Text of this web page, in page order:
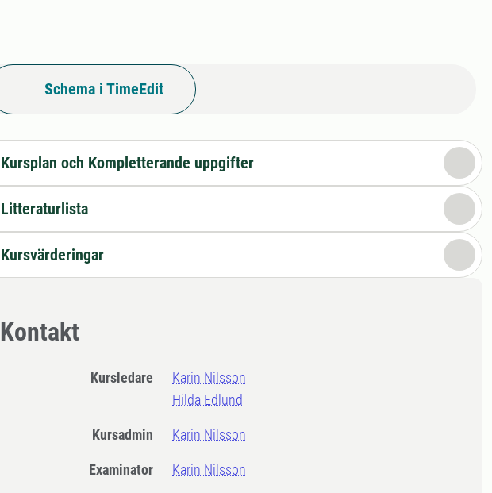
Schema i TimeEdit
Kursplan och Kompletterande uppgifter
Litteraturlista
Kursvärderingar
Kontakt
Kursledare
Karin Nilsson
Hilda Edlund
Kursadmin Karin Nilsson
Examinator Karin Nilsson